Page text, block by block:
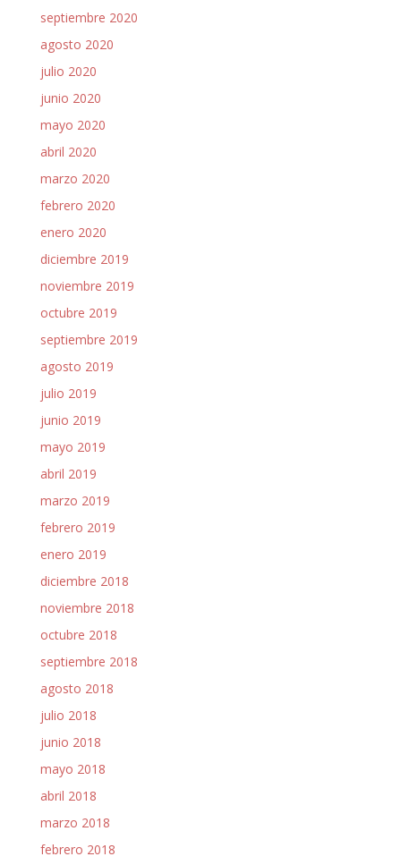
septiembre 2020
agosto 2020
julio 2020
junio 2020
mayo 2020
abril 2020
marzo 2020
febrero 2020
enero 2020
diciembre 2019
noviembre 2019
octubre 2019
septiembre 2019
agosto 2019
julio 2019
junio 2019
mayo 2019
abril 2019
marzo 2019
febrero 2019
enero 2019
diciembre 2018
noviembre 2018
octubre 2018
septiembre 2018
agosto 2018
julio 2018
junio 2018
mayo 2018
abril 2018
marzo 2018
febrero 2018